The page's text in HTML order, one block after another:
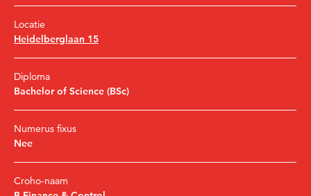
Locatie
Heidelberglaan 15
Diploma
Bachelor of Science (BSc)
Numerus fixus
Nee
Croho-naam